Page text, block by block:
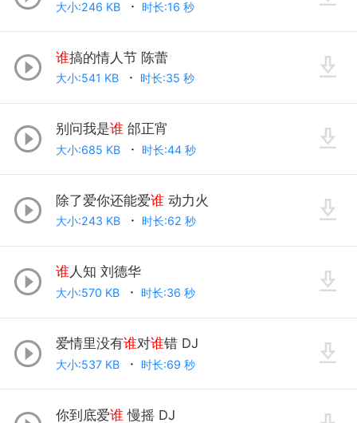
大小:246 KB 时长:16 秒
谁搞的情人节 陈蕾
大小:541 KB 时长:35 秒
别问我是谁邰正宵
大小:685 KB 时长:44 秒
除了爱你还能爱谁动力火
大小:243 KB 时长:62 秒
谁人知 刘德华
大小:570 KB 时长:36 秒
爱情里没有谁对谁错 DJ
大小:537 KB 时长:69 秒
你到底爱谁慢摇 DJ